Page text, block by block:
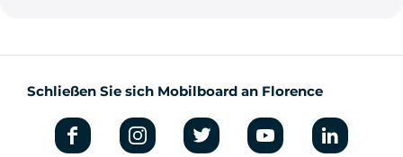
Schließen Sie sich Mobilboard an Florence